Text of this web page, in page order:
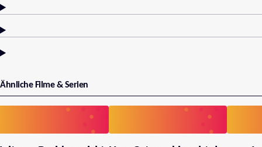
Ähnliche Filme & Serien